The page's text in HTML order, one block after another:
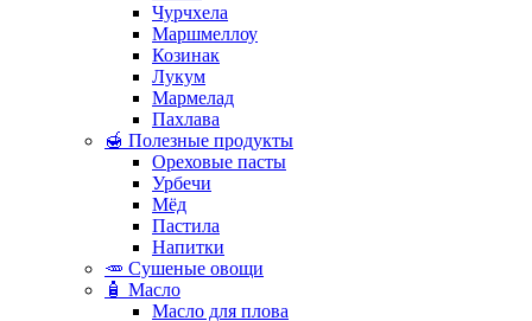
Чурчхела
Маршмеллоу
Козинак
Лукум
Мармелад
Пахлава
🍯 Полезные продукты
Ореховые пасты
Урбечи
Мёд
Пастила
Напитки
🥕 Сушеные овощи
🧴 Масло
Масло для плова